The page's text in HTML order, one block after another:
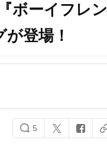
ボーイフレン
登場！
5